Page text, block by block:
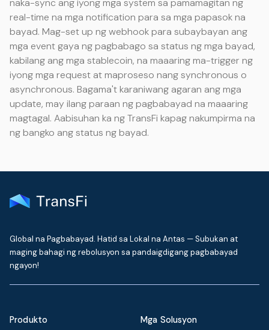
naka-sync ang iyong mga system sa pamamagitan ng
real-time na mga notification para sa mga papasok na
bayad. Mag-set up ng webhook para subaybayan ang
mga event gaya ng pagbabago sa status ng mga bayad,
kabilang ang mga stablecoin, na maaaring ma-trigger ng
iyong mga request at maproseso nang synchronous o
asynchronous. Bagama't karaniwang agaran ang mga
update, may ilang paraan ng pagbabayad na maaaring
magtagal. Aabisuhan ka ng TransFi kapag nakumpirma na
ng bangko ang status ng bayad.
Global na Pagbabayad. Hatid sa Lokal na Antas — Subukan at
maging bahagi ng rebolusyon sa pandaigdigang pagbabayad
ngayon!
Produkto Mga Solusyon